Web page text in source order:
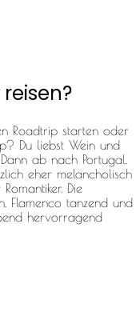
Roadtrip starten oder
Du liebst Wein und
ab nach Portugal.
eher melancholisch
Die
Flamenco tanzend und
hervorragend